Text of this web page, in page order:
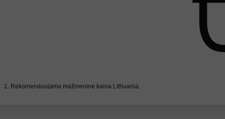
1. Rekomenduojama mažmeninė kaina Lithuania.